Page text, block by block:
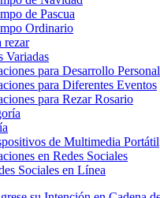
de Pascua
Ordinario
rezar
Variadas
para Desarrollo Personal
para Diferentes Eventos
para Rezar Rosario
de Multimedia Portátil
en Redes Sociales
Sociales en Línea